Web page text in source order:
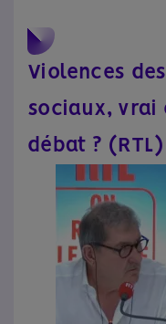
Violences
sociaux, vrai
débat ? (RTL)